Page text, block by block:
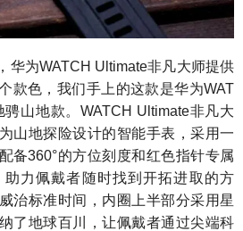
华为WATCH Ultimate非凡大师提供
款色，我们手上的这款是华为WAT
山地款。WATCH Ultimate非凡大
山地探险设计的智能手表，采用一
备360°的方位刻度和红色指针专属
力佩戴者随时找到开拓进取的方
治标准时间，内圈上半部分采用星
了地球百川，让佩戴者通过尖端科